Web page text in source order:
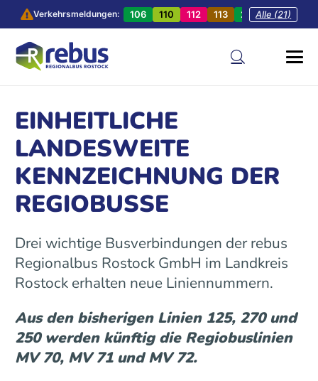
Verkehrsmeldungen: 106 110 112 113 201 202
Alle (21)
EINHEITLICHE
LANDESWEITE
KENNZEICHNUNG DER
REGIOBUSSE
Drei wichtige Busverbindungen der rebus
Regionalbus Rostock GmbH im Landkreis
Rostock erhalten neue Liniennummern.
Aus den bisherigen Linien 125, 270 und
250 werden künftig die Regiobuslinien
MV 70, MV 71 und MV 72.